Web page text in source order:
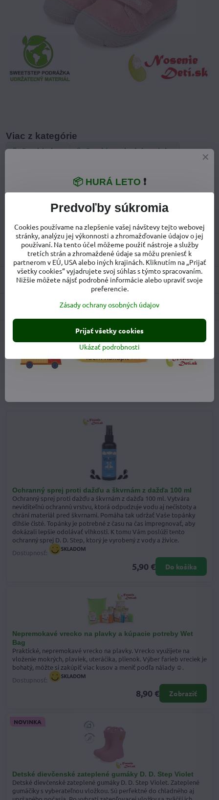
Viac z kategórie
Detská obuv
Detské prechodné topánky
Doplnkové informácie
Dievčenské poltopánky
Upresnenie
modelov:
spevnená päta,stielka s podporou klenby
Pohlavie: Dievča
Recenzie 0
FacebookTwitterBlueskyPinterestRedditLinkedInWhatsApp
E-
Predchádzajúci produkt Nasledujúci produkt
Ochranný sprej proti dažďu a škvrnám z dažďa 100 ml
Ochranný sprej proti dažďu a škvrnám z dažďa 100 ml. Vytvára
neviditeľnú ochrannú vrstvu, ktorá odpudzuje vodu aj nečistoty a
chráni materiál pred škvrnami. Pomáha tak udržať Vaše topánky
dlhšie čisté. Topánky je potrebné z času na čas impregnovať, aby
dokázali lepšie odolávať vlhkosti. K tomu Vám poslúži tento
ochranný sprej D. D. Step, ktorý je vyrobený z vody a živice.
Dostupnosť:
5,90 € Do košíka
Nepremokavé vrecko na plavky a kúpacie potreby Wet
Bag
Praktické, nepremokavé vrecko na plavky. Vrecko využijete na
vloženie mokrých, plaviek, uteráčika, plienok. Výber farieb vreciek je
bohatý, môžte si zakúpiť viac kusov a meniť podľa nálady ☺.
Dostupnosť:
8,90 € Zobraziť
Detské dievčenské zateplené gumáky D. D. Step Violet
NOVINKA
Detské dievčenské zateplené gumáky D. D. Step Violet. Zateplené
gumáčiky s vyberateľnou vložkou. Sú perfektné do chladného aj
Predvoľby súkromia
Cookies používame na zlepšenie vašej návštevy tejto webovej
stránky, analýzu jej výkonnosti a zhromažďovanie údajov o jej
používaní. Na tento účel môžeme použiť nástroje a služby
tretích strán a zhromaždené údaje sa môžu preniesť k
partnerom v EÚ, USA alebo iných krajinách. Kliknutím na „Prijať
všetky cookies“ vyjadrujete svoj súhlas s týmto spracovaním.
Nižšie môžete nájsť podrobné informácie alebo upraviť svoje
preferencie.
Zásady ochrany osobných údajov
Ukázať podrobnosti
Prijať všetky cookies
📦 HURÁ LETO ❗